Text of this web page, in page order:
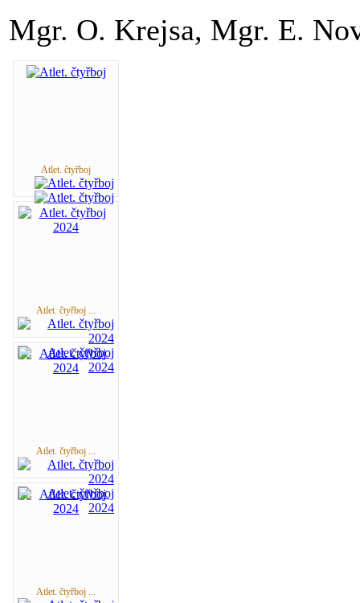
Mgr. O. Krejsa, Mgr. E.
Atlet. čtyřboj
Atlet. čtyřboj ...
Atlet. čtyřboj ...
Atlet. čtyřboj ...